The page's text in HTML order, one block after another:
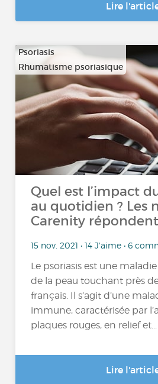
Lire
Psoriasis
Rhumatisme psoriasique
Quel est l’impact
au quotidien ? Les
Carenity
15 nov. 2021 • 14 J'aime • 6
Le psoriasis est une
de la peau touchant près
français. Il s’agit d’une
immune, caractérisée par
plaques rouges, en relief et...
Lire